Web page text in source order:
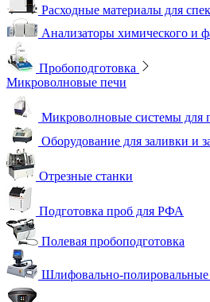
Расходные материалы для
Анализаторы химического и
Пробоподготовка
Микроволновые печи
Микроволновые системы для
Оборудование для заливки и
Отрезные станки
Подготовка проб для РФА
Полевая пробоподготовка
Шлифовально-полировальные